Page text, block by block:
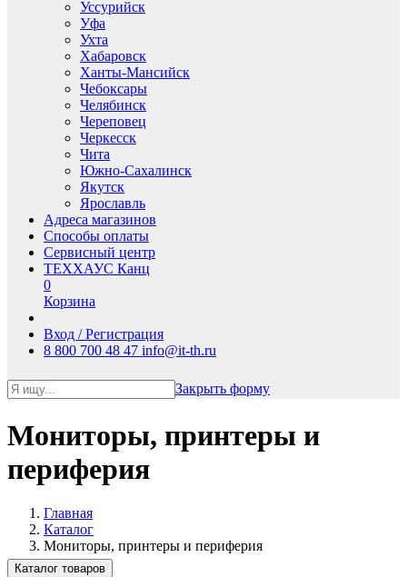
Уссурийск
Уфа
Ухта
Хабаровск
Ханты-Мансийск
Чебоксары
Челябинск
Череповец
Черкесск
Чита
Южно-Сахалинск
Якутск
Ярославль
Адреса магазинов
Способы оплаты
Сервисный центр
ТЕХХАУС Канц
0
Корзина
Вход / Регистрация
8 800 700 48 47 info@it-th.ru
Закрыть форму
Мониторы, принтеры и
периферия
Главная
Каталог
Мониторы, принтеры и периферия
Каталог товаров